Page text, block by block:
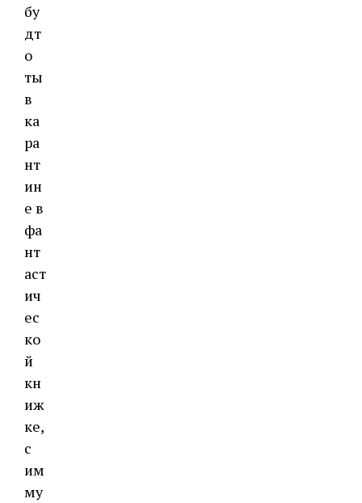
бу
дт
о
ты
в
ка
ра
нт
ин
е в
фа
нт
аст
ич
ес
ко
й
кн
иж
ке,
с
им
му